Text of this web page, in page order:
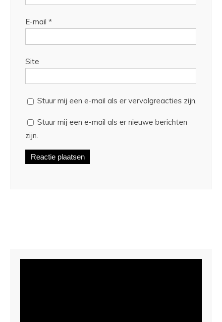
E-mail *
Site
Stuur mij een e-mail als er vervolgreacties zijn.
Stuur mij een e-mail als er nieuwe berichten
zijn.